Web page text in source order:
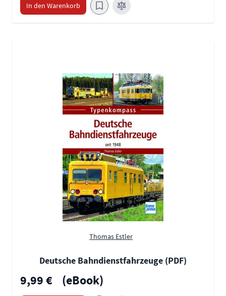
In den Warenkorb
Thomas Estler
Deutsche Bahndienstfahrzeuge (PDF)
9,99 € (eBook)